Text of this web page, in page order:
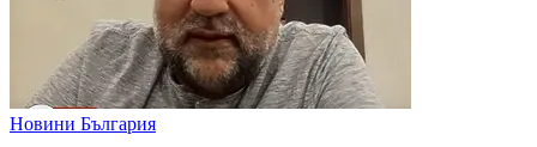
Новини България